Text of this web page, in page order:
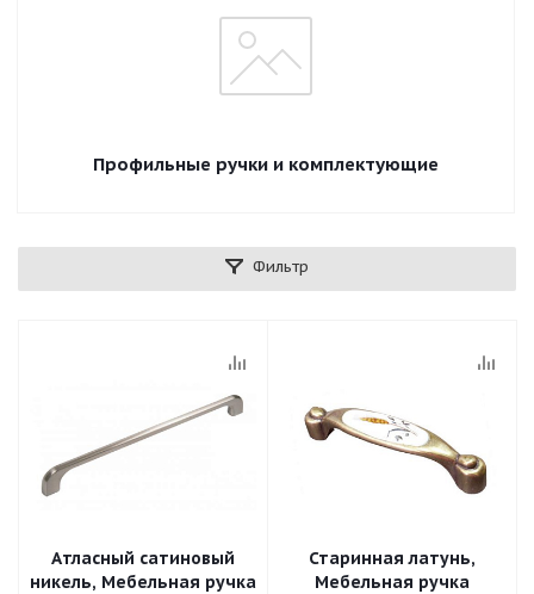
Профильные ручки и комплектующие
Фильтр
Атласный сатиновый
никель, Мебельная ручка
Старинная латунь,
Мебельная ручка